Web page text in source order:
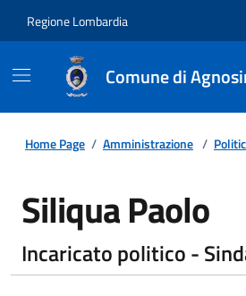
Regione Lombardia
Comune di
Home Page / Amministrazione /
Siliqua Paolo
Incaricato politico -